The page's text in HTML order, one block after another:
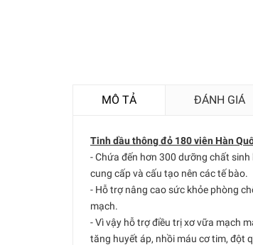
MÔ TẢ ĐÁNH GIÁ
Tinh dầu thông đỏ 180 viên Hàn
- Chứa đến hơn 300 dưỡng chất
cung cấp và cấu tạo nên các tế bào.
- Hỗ trợ nâng cao sức khỏe phòng
mạch.
- Vì vậy hỗ trợ điều trị xơ vữa mạch
tăng huyết áp, nhồi máu cơ tim, đột